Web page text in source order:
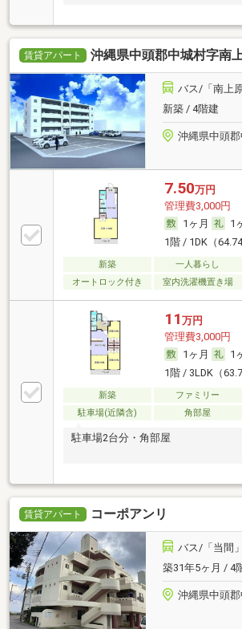
賃貸アパート 沖縄県中頭郡中城村字南
バス/「南上
新築 / 4階建
沖縄県中頭
7.50万円
管理費3,000円
1ヶ月
1
1階 / 1DK（
新築 一人暮らし
オートロック付き
室内洗濯機置き場
11 万円
管理費3,000円
1ヶ月
1
1階 / 3LDK（
新築 ファミリー
駐車場(近隣含)
角部屋
駐車場2台分・角部屋
賃貸アパート コーポアンリ
バス/「当間
築31年5ヶ月 / 4
沖縄県中頭